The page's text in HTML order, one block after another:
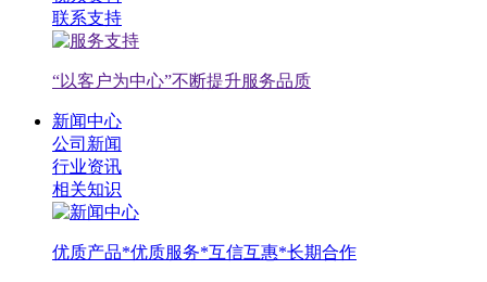
联系支持
“以客户为中心”不断提升服务品质
新闻中心
公司新闻
行业资讯
相关知识
优质产品*优质服务*互信互惠*长期合作